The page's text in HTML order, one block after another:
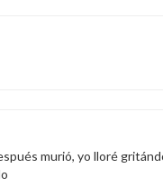
murió, yo lloré